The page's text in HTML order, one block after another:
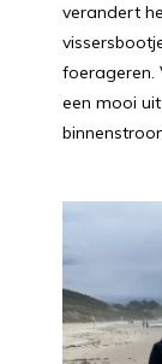
verandert
foerageren.
een mooi